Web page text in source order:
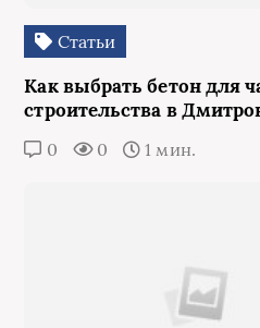
Статьи
Как выбрать бетон для
строительства в
0 0 1 мин.